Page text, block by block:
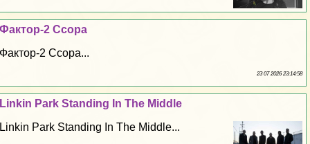
Фактор-2 Ссора
Фактор-2 Ссора...
23 07 2026 23:14:58
Linkin Park Standing In The Middle
Linkin Park Standing In The Middle...